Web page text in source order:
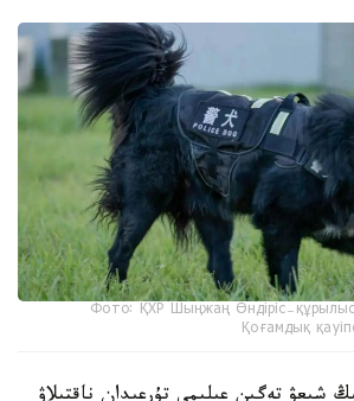
Фото: ҚХР Шыңжаң Өндіріс-
Қоғамдық